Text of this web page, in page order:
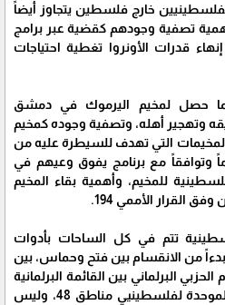
خارج فلسطين يتجاوز أيضاً
تصفية وجودهم كقضية عبر برامج
قدرات الأونروا تغطية احتياجات
حصل لمخيم اليرموك في دمشق
وتهجير أهله، وتصفية وجوده كمخيم
التي تهدف للسيطرة عليه من
وتوافقاً مع برنامج يفوق وعيهم في
للمخيم، وأهمية بقاء المخيم
القرار الأممي 194.
تتم في كل الساحات بأدوات
من الانقسام بين فتح وحماس، بين
البرلماني بين القائمة البرلمانية
المشتركة والقائمة البرلمانية الموحدة لفلسطينيي مناطق 48، وليس